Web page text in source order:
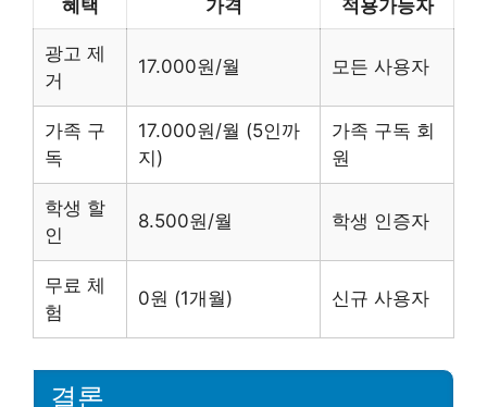
혜택 가격 적용가능자
광고 제
거
17.000원/월 모든 사용자
가족 구
독
17.000원/월 (5인까
지)
가족 구독 회
원
학생 할
인
8.500원/월 학생 인증자
무료 체
험
0원 (1개월) 신규 사용자
결론